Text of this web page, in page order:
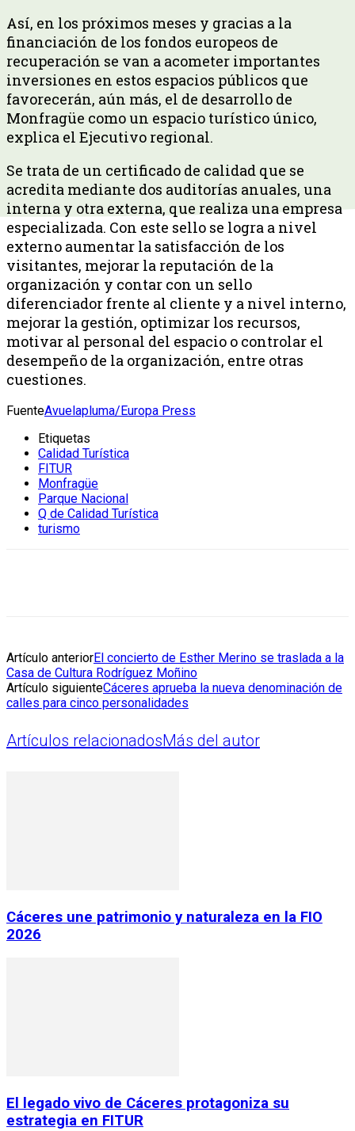
Así, en los próximos meses y gracias a la
financiación de los fondos europeos de
recuperación se van a acometer importantes
inversiones en estos espacios públicos que
favorecerán, aún más, el de desarrollo de
Monfragüe como un espacio turístico único,
explica el Ejecutivo regional.
Se trata de un certificado de calidad que se
acredita mediante dos auditorías anuales, una
interna y otra externa, que realiza una empresa
especializada. Con este sello se logra a nivel
externo aumentar la satisfacción de los
visitantes, mejorar la reputación de la
organización y contar con un sello
diferenciador frente al cliente y a nivel interno,
mejorar la gestión, optimizar los recursos,
motivar al personal del espacio o controlar el
desempeño de la organización, entre otras
cuestiones.
FuenteAvuelapluma/Europa Press
Etiquetas
Calidad Turística
FITUR
Monfragüe
Parque Nacional
Q de Calidad Turística
turismo
Artículo anteriorEl concierto de Esther Merino se traslada a la
Casa de Cultura Rodríguez Moñino
Artículo siguienteCáceres aprueba la nueva denominación de
calles para cinco personalidades
Artículos relacionadosMás del autor
Cáceres une patrimonio y naturaleza en la FIO
2026
El legado vivo de Cáceres protagoniza su
estrategia en FITUR